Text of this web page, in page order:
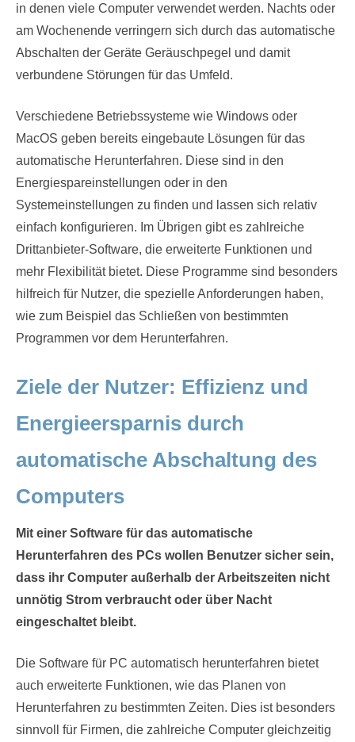
in denen viele Computer verwendet werden. Nachts oder
am Wochenende verringern sich durch das automatische
Abschalten der Geräte Geräuschpegel und damit
verbundene Störungen für das Umfeld.
Verschiedene Betriebssysteme wie Windows oder
MacOS geben bereits eingebaute Lösungen für das
automatische Herunterfahren. Diese sind in den
Energiespareinstellungen oder in den
Systemeinstellungen zu finden und lassen sich relativ
einfach konfigurieren. Im Übrigen gibt es zahlreiche
Drittanbieter-Software, die erweiterte Funktionen und
mehr Flexibilität bietet. Diese Programme sind besonders
hilfreich für Nutzer, die spezielle Anforderungen haben,
wie zum Beispiel das Schließen von bestimmten
Programmen vor dem Herunterfahren.
Ziele der Nutzer: Effizienz und
Energieersparnis durch
automatische Abschaltung des
Computers
Mit einer Software für das automatische
Herunterfahren des PCs wollen Benutzer sicher sein,
dass ihr Computer außerhalb der Arbeitszeiten nicht
unnötig Strom verbraucht oder über Nacht
eingeschaltet bleibt.
Die Software für PC automatisch herunterfahren bietet
auch erweiterte Funktionen, wie das Planen von
Herunterfahren zu bestimmten Zeiten. Dies ist besonders
sinnvoll für Firmen, die zahlreiche Computer gleichzeitig